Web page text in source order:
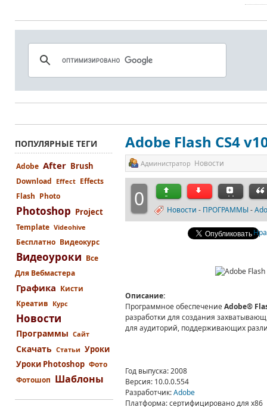
Adobe Flash CS4
Администратор Новости
0 Новости - ПРОГРАММЫ-
Описание:
Программное обеспечениеAdobe®
разработки для создания
для аудиторий, поддерживающих
Год выпуска: 2008
Версия: 10.0.0.554
Разработчик:Adobe
Платформа: сертифицировано для x86
ПОПУЛЯРНЫЕ ТЕГИ
Adobe After Brush
Download Effect Effects
Flash Photo
Photoshop Project
Template Videohive
Бесплатно Видеокурс
Видеоуроки Все
Для Вебмастера
Графика Кисти
Креатив Курс
Новости
Программы Сайт
Скачать Статьи Уроки
Уроки Photoshop Фото
Фотошоп Шаблоны